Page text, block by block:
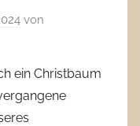
von
ein Christbaum